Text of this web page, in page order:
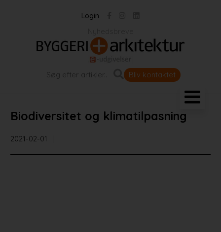
Login
Bliv kontaktet
Projekter
Biodiversitet og klimatilpasning
2021-02-01